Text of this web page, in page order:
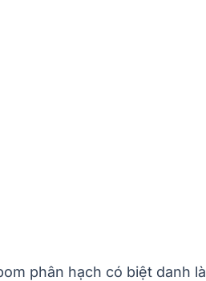
phân hạch có biệt danh là